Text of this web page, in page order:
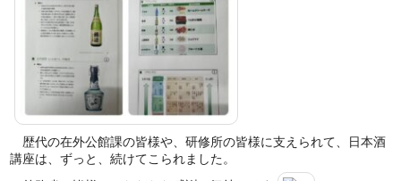
歴代の在外公館課の皆様や、研修所の皆様に支えられて、日本酒
講座は、ずっと、続けてこられました。